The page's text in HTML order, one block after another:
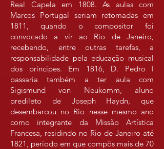
Real Capela em 1808. As aulas com
Marcos Portugal seriam retomadas em
1811, quando o compositor foi
convocado a vir ao Rio de Janeiro,
recebendo, entre outras tarefas, a
responsabilidade pela educação musical
dos príncipes. Em 1816, D. Pedro I
passaria também a ter aula com
Sigismund von Neukomm, aluno
predileto de Joseph Haydn, que
desembarcou no Rio nesse mesmo ano
como integrante da Missão Artística
Francesa, residindo no Rio de Janeiro até
1821, período em que compôs mais de 70